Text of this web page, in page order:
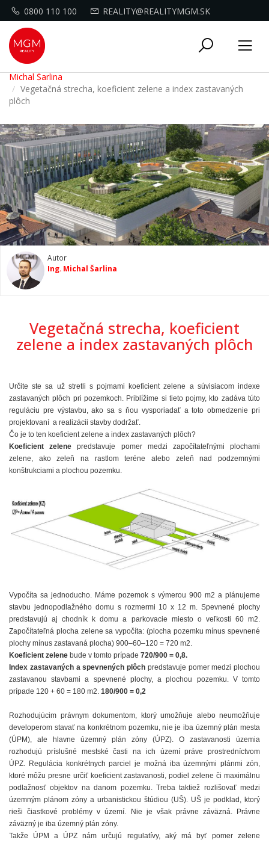
0800 110 100 REALITY@REALITYMGM.SK
Toggle
Michal Šarlina
Vegetačná strecha, koeficient zelene a index zastavaných
plôch
Autor
Ing. Michal Šarlina
Vegetačná strecha, koeficient
zelene a index zastavaných plôch
Určite ste sa už stretli s pojmami koeficient zelene a súvisiacom indexe
zastavaných plôch pri pozemkoch. Priblížime si tieto pojmy, kto zadáva túto
reguláciu pre výstavbu, ako sa s ňou vysporiadať a toto obmedzenie pri
projektovaní a realizácii stavby dodržať.
Čo je to ten koeficient zelene a index zastavaných plôch?
Koeficient zelene predstavuje pomer medzi započítateľnými plochami
zelene, ako zeleň na rastlom teréne alebo zeleň nad podzemnými
konštrukciami a plochou pozemku.
Vypočíta sa jednoducho. Máme pozemok s výmerou 900 m2 a plánujeme
stavbu jednopodlažného domu s rozmermi 10 x 12 m. Spevnené plochy
predstavujú aj chodník k domu a parkovacie miesto o veľkosti 60 m2.
Započítateľná plocha zelene sa vypočíta: (plocha pozemku mínus spevnené
plochy mínus zastavaná plocha) 900–60–120 = 720 m2.
Koeficient zelene bude v tomto prípade 720/900 = 0,8.
Index zastavaných a spevnených plôch predstavuje pomer medzi plochou
zastavanou stavbami a spevnené plochy, a plochou pozemku. V tomto
prípade 120 + 60 = 180 m2. 180/900 = 0,2
Rozhodujúcim právnym dokumentom, ktorý umožňuje alebo neumožňuje
developerom stavať na konkrétnom pozemku, nie je iba územný plán mesta
(ÚPM), ale hlavne územný plán zóny (ÚPZ). O zastavanosti územia
rozhodujú príslušné mestské časti na ich území práve prostredníctvom
ÚPZ. Regulácia konkrétnych parciel je možná iba územnými plánmi zón,
ktoré môžu presne určiť koeficient zastavanosti, podiel zelene či maximálnu
podlažnosť objektov na danom pozemku. Treba taktiež rozlišovať medzi
územným plánom zóny a urbanistickou štúdiou (UŠ). UŠ je podklad, ktorý
rieši čiastkové problémy v území. Nie je však právne záväzná. Právne
záväzný je iba územný plán zóny.
Takže ÚPM a ÚPZ nám určujú regulatívy, aký má byť pomer zelene